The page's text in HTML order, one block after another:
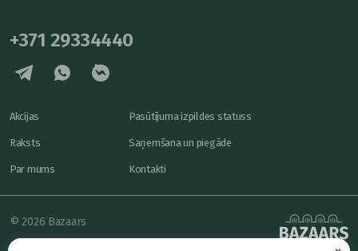
+371 29334440
Akcijas
Raksts
Par mums
Pasūtījuma izpildes statuss
Saņemšana un piegāde
Kontakti
© 2026 Bazaars